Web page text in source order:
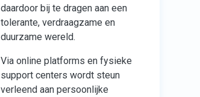
daardoor bij te dragen aan een
tolerante, verdraagzame en
duurzame wereld.
Via online platforms en fysieke
support centers wordt steun
verleend aan persoonlijke